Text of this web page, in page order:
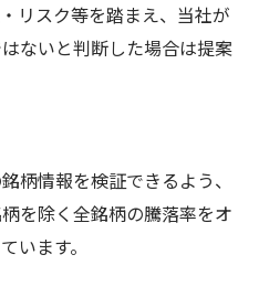
リスク等を踏まえ、当社が
ないと判断した場合は提案
柄情報を検証できるよう、
を除く全銘柄の騰落率をオ
います。